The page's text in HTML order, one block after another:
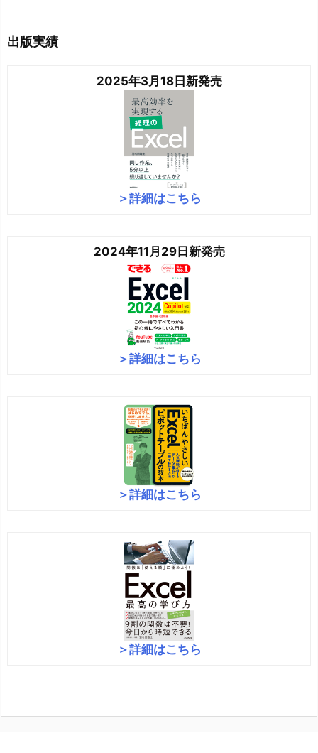
出版実績
2025年3月18日新発売
＞詳細はこちら
2024年11月29日新発売
＞詳細はこちら
＞詳細はこちら
＞詳細はこちら